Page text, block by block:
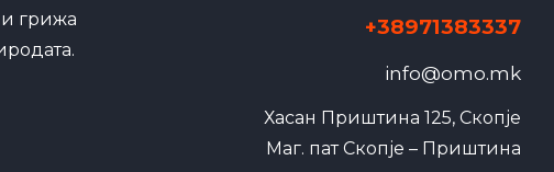
грижа
+38971383337
info@omo.mk
Хасан Приштина 125, Скопје
Маг. пат Скопје – Приштина